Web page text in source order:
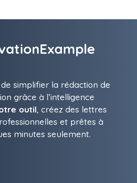
simplifier la rédaction de
grâce à l’intelligence
outil, créez des lettres
et prêtes à
minutes seulement.